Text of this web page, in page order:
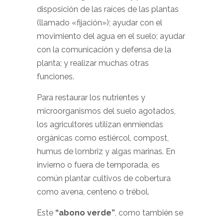
disposición de las raíces de las plantas
(llamado «fijación»); ayudar con el
movimiento del agua en el suelo; ayudar
con la comunicación y defensa de la
planta; y realizar muchas otras
funciones.
Para restaurar los nutrientes y
microorganismos del suelo agotados,
los agricultores utilizan enmiendas
orgánicas como estiércol, compost,
humus de lombriz y algas marinas. En
invierno o fuera de temporada, es
común plantar cultivos de cobertura
como avena, centeno o trébol.
Este “abono verde”, como también se